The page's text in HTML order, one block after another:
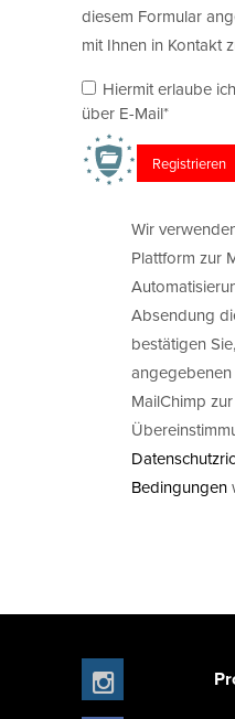
diesem Formular
mit Ihnen in Kontakt
Hiermit erlaube
über E-Mail*
Wir
Plattform zur
Absendung
bestätigen
MailChimp
Bedingungen